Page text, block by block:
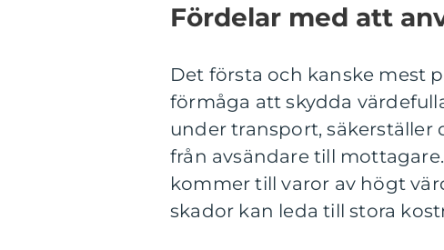
Fördelar med att
Det första och kanske mest
förmåga att skydda
under transport, säkerställer
från avsändare till
kommer till varor av högt
skador kan leda till stora